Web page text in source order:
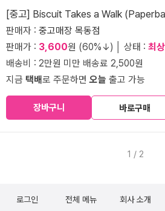
[중고] Biscuit Takes a Walk
판매자 : 중고매장 목동점
판매가 : 3,600원 (60%↓) │ 상태 : 최상
배송비 : 2만원 미만 배송료 2,500원
지금 택배로 주문하면오늘 출고 가능
장바구니 바로구매
1 / 2
로그인 전체 메뉴 회사 소개